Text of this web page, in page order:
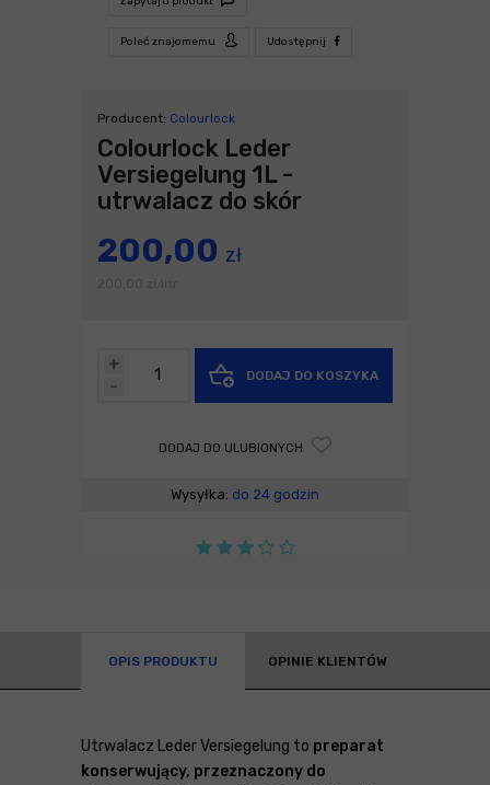
Poleć znajomemu Udostępnij
Producent: Colourlock
Colourlock Leder
Versiegelung 1L -
utrwalacz do skór
200,00 zł
-
+
DODAJ DO KOSZYKA
DODAJ DO ULUBIONYCH
Wysyłka: do 24 godzin
OPIS PRODUKTU OPINIE KLIENTÓW
Utrwalacz Leder Versiegelung to preparat
konserwujący, przeznaczony do